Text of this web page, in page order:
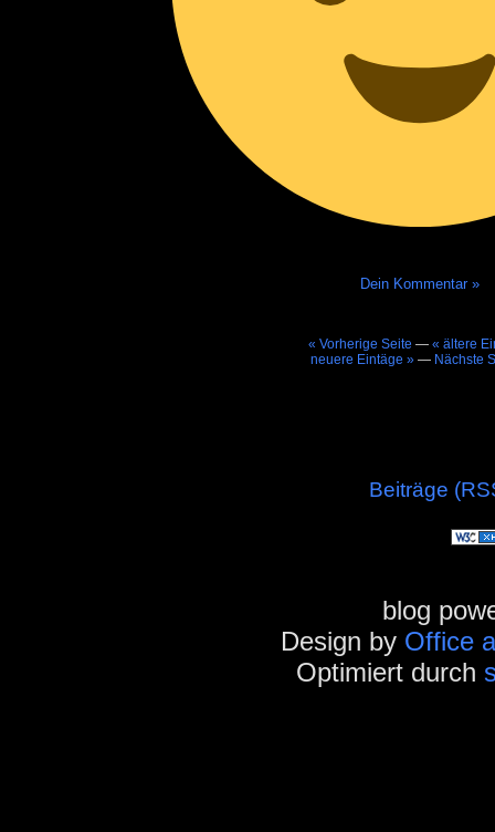
Dein Kommentar »
« Vorherige Seite — « ältere
neuere Eintäge » — Nächste
Beiträge
blog
Design by Office
Optimiert durch